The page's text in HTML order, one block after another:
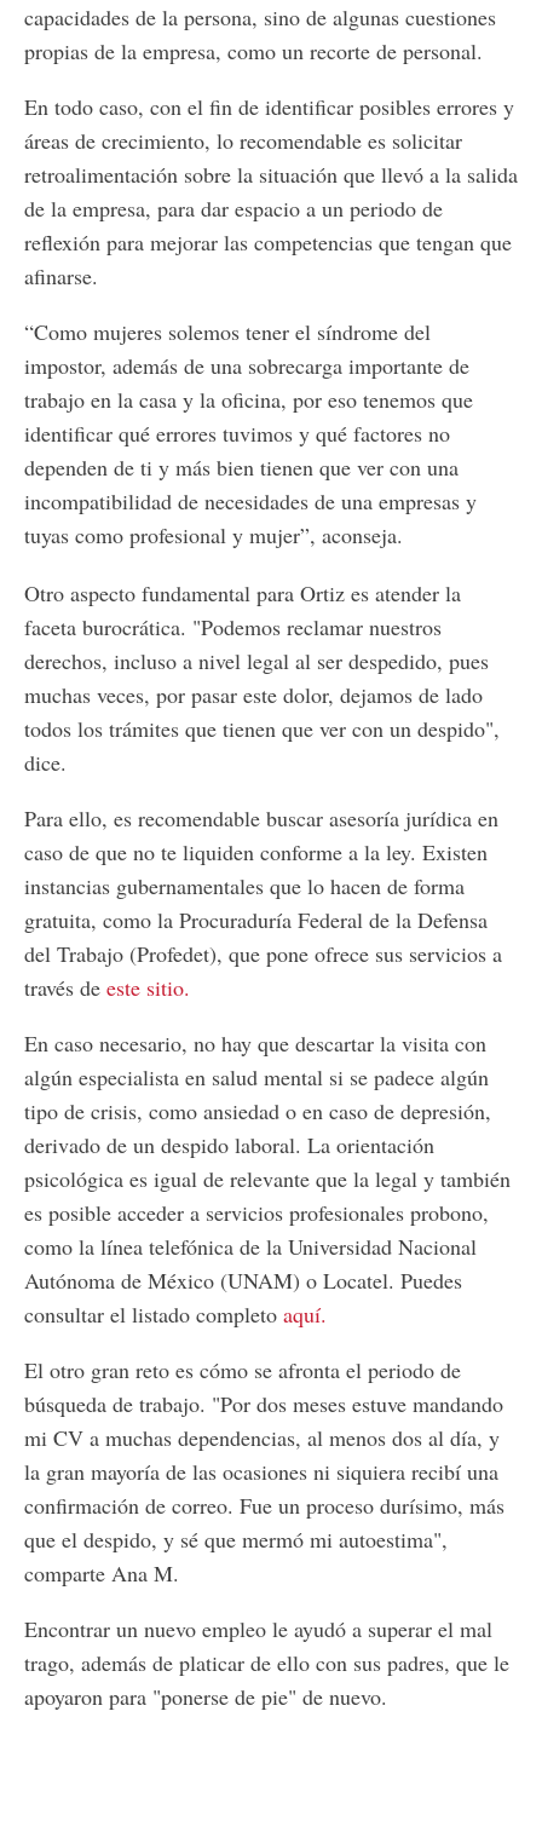
capacidades de la persona, sino de algunas cuestiones
propias de la empresa, como un recorte de personal.
En todo caso, con el fin de identificar posibles errores y
áreas de crecimiento, lo recomendable es solicitar
retroalimentación sobre la situación que llevó a la salida
de la empresa, para dar espacio a un periodo de
reflexión para mejorar las competencias que tengan que
afinarse.
“Como mujeres solemos tener el síndrome del
impostor, además de una sobrecarga importante de
trabajo en la casa y la oficina, por eso tenemos que
identificar qué errores tuvimos y qué factores no
dependen de ti y más bien tienen que ver con una
incompatibilidad de necesidades de una empresas y
tuyas como profesional y mujer”, aconseja.
Otro aspecto fundamental para Ortiz es atender la
faceta burocrática. "Podemos reclamar nuestros
derechos, incluso a nivel legal al ser despedido, pues
muchas veces, por pasar este dolor, dejamos de lado
todos los trámites que tienen que ver con un despido",
dice.
Para ello, es recomendable buscar asesoría jurídica en
caso de que no te liquiden conforme a la ley. Existen
instancias gubernamentales que lo hacen de forma
gratuita, como la Procuraduría Federal de la Defensa
del Trabajo (Profedet), que pone ofrece sus servicios a
través de este sitio.
En caso necesario, no hay que descartar la visita con
algún especialista en salud mental si se padece algún
tipo de crisis, como ansiedad o en caso de depresión,
derivado de un despido laboral. La orientación
psicológica es igual de relevante que la legal y también
es posible acceder a servicios profesionales probono,
como la línea telefónica de la Universidad Nacional
Autónoma de México (UNAM) o Locatel. Puedes
consultar el listado completo aquí.
El otro gran reto es cómo se afronta el periodo de
búsqueda de trabajo. "Por dos meses estuve mandando
mi CV a muchas dependencias, al menos dos al día, y
la gran mayoría de las ocasiones ni siquiera recibí una
confirmación de correo. Fue un proceso durísimo, más
que el despido, y sé que mermó mi autoestima",
comparte Ana M.
Encontrar un nuevo empleo le ayudó a superar el mal
trago, además de platicar de ello con sus padres, que le
apoyaron para "ponerse de pie" de nuevo.